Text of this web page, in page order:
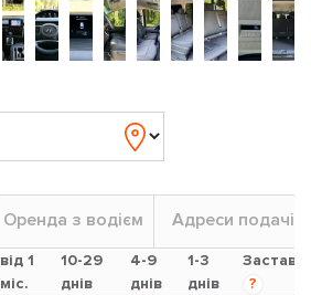
Оренда з водієм Адреси подачі
від 1
міс.
10-29
днів
4-9
днів
1-3
днів
Застава
?